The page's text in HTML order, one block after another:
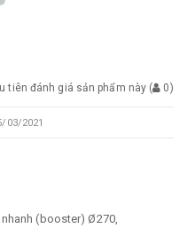
tiên đánh giá sản phẩm này ( 0)
03/2021
(booster) Ø270,